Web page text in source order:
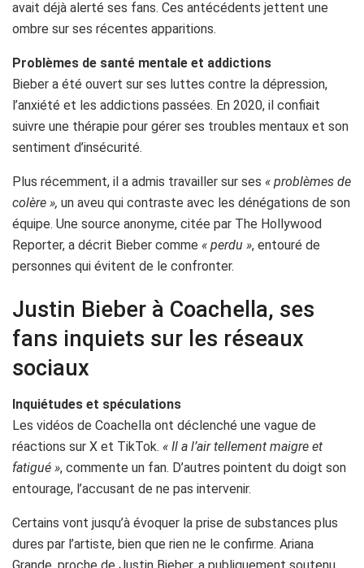
avait déjà alerté ses fans. Ces antécédents jettent une
ombre sur ses récentes apparitions.
Problèmes de santé mentale et addictions
Bieber a été ouvert sur ses luttes contre la dépression,
l’anxiété et les addictions passées. En 2020, il confiait
suivre une thérapie pour gérer ses troubles mentaux et son
sentiment d’insécurité.
Plus récemment, il a admis travailler sur ses « problèmes de
colère », un aveu qui contraste avec les dénégations de son
équipe. Une source anonyme, citée par The Hollywood
Reporter, a décrit Bieber comme « perdu », entouré de
personnes qui évitent de le confronter.
Justin Bieber à Coachella, ses
fans inquiets sur les réseaux
sociaux
Inquiétudes et spéculations
Les vidéos de Coachella ont déclenché une vague de
réactions sur X et TikTok. « Il a l’air tellement maigre et
fatigué », commente un fan. D’autres pointent du doigt son
entourage, l’accusant de ne pas intervenir.
Certains vont jusqu’à évoquer la prise de substances plus
dures par l’artiste, bien que rien ne le confirme. Ariana